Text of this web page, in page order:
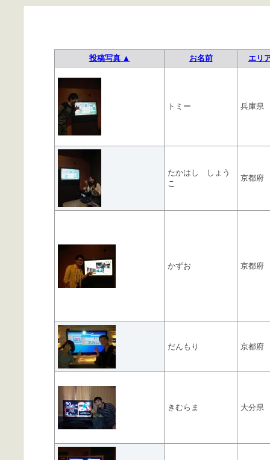
投稿写真 ▲ お名前 エリ
トミー 兵庫県
たかはし しょう
こ
京都府
かずお 京都府
だんもり 京都府
きむらま 大分県